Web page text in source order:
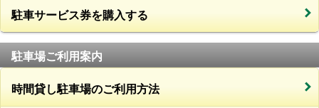
駐車サービス券を購入する
駐車場ご利用案内
時間貸し駐車場のご利用方法